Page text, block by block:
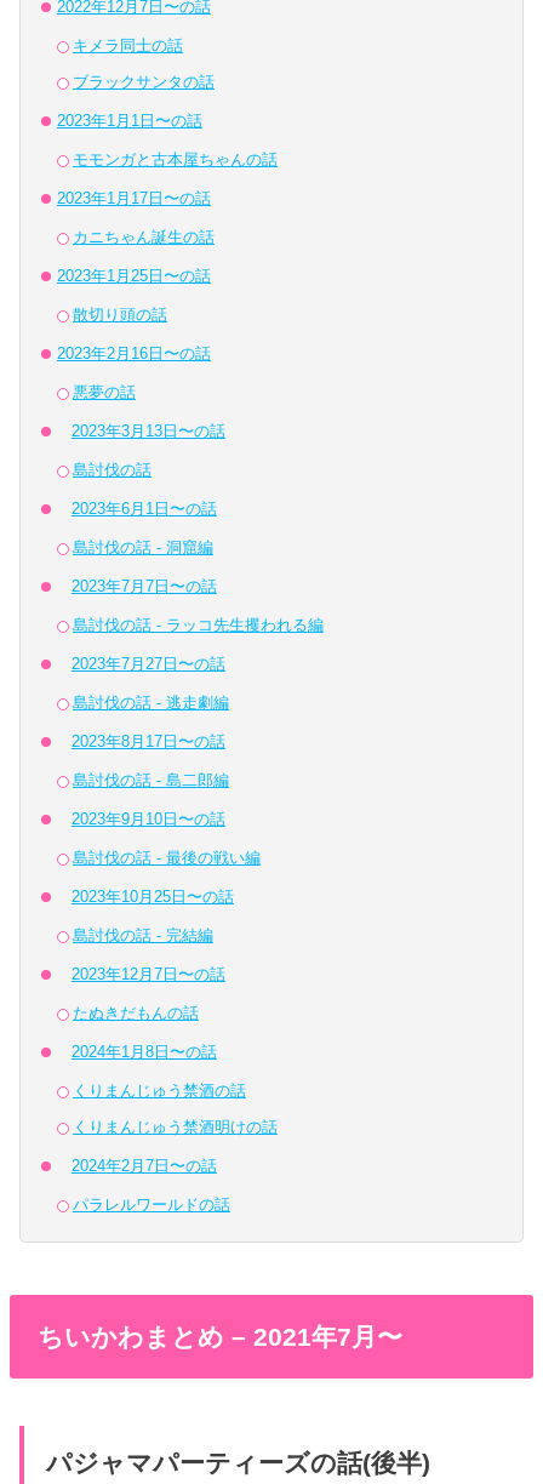
2022年12月7日〜の話
キメラ同士の話
ブラックサンタの話
2023年1月1日〜の話
モモンガと古本屋ちゃんの話
2023年1月17日〜の話
カニちゃん誕生の話
2023年1月25日〜の話
散切り頭の話
2023年2月16日〜の話
悪夢の話
2023年3月13日〜の話
島討伐の話
2023年6月1日〜の話
島討伐の話 - 洞窟編
2023年7月7日〜の話
島討伐の話 - ラッコ先生攫われる編
2023年7月27日〜の話
島討伐の話 - 逃走劇編
2023年8月17日〜の話
島討伐の話 - 島二郎編
2023年9月10日〜の話
島討伐の話 - 最後の戦い編
2023年10月25日〜の話
島討伐の話 - 完結編
2023年12月7日〜の話
たぬきだもんの話
2024年1月8日〜の話
くりまんじゅう禁酒の話
くりまんじゅう禁酒明けの話
2024年2月7日〜の話
パラレルワールドの話
ちいかわまとめ – 2021年7月〜
パジャマパーティーズの話(後半)